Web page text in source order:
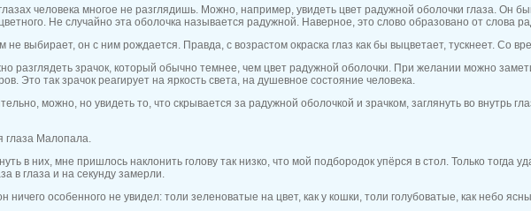
человека многое не разглядишь. Можно, например, увидеть цвет радужной оболочки глаза. Он
Не случайно эта оболочка называется радужной. Наверное, это слово образовано от слова
не выбирает, он с ним рождается. Правда, с возрастом окраска глаз как бы выцветает, тускнеет. Со
разглядеть зрачок, который обычно темнее, чем цвет радужной оболочки. При желании можно
Это так зрачок реагирует на яркость света, на душевное состояние человека.
можно, но увидеть то, что скрывается за радужной оболочкой и зрачком, заглянуть во внутрь
глаза Малопала.
в них, мне пришлось наклонить голову так низко, что мой подбородок упёрся в стол. Только тогда
в глаза и на секунду замерли.
ничего особенного не увидел: толи зеленоватые на цвет, как у кошки, толи голубоватые, как небо